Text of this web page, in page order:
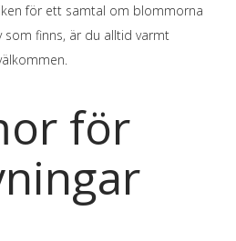
för ett samtal om blommorna
som finns, är du alltid varmt
för